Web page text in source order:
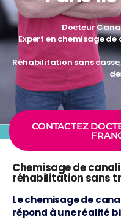
Docteur
Expert en chemisage
Réhabilitation sans
CONTACTEZ
Chemisage de
réhabilitation sans
Le chemisage de
répond à une réalité